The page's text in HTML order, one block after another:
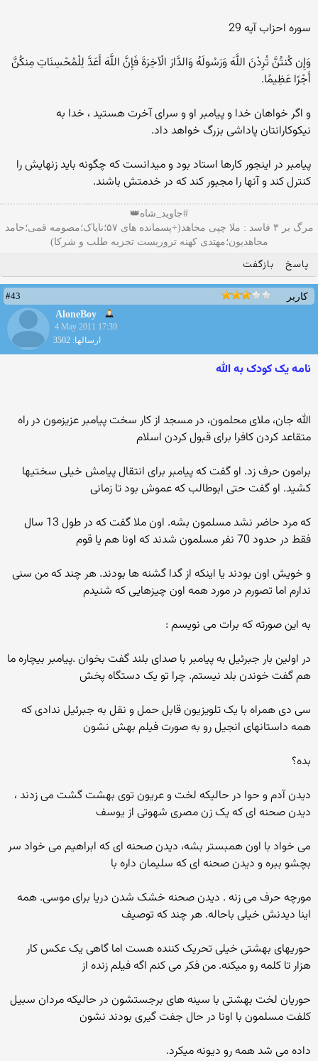
سوره احزاب آیه 29
وَإِن كُنتُنَّ تُرِدْنَ اللَّهَ وَرَسُولَهُ وَالدَّارَ الْآخِرَةَ فَإِنَّ اللَّهَ أَعَدَّ لِلْمُحْسِنَاتِ مِنكُنَّ
أَجْرًا عَظِيمًا.
و اگر خواهان خدا و پيامبر او و سرای آخرت هستيد ، خدا به
نيکوکارانتان پاداشی بزرگ خواهد داد.
پیامبر در اینجور کارها استاد بود و میدانست که چگونه باید زنهایش را
کنترل کند و آنها را مجبور کند که در خدمتش باشند.
#جاوید_شاه👑
مرگ بر ۳ فاسد : ملا چپی مجاهد(+پسمانده های ۵۷؛نایاک؛مصومه قمی؛حامد
مجاهدیون؛مهتدی کهنه تروریست تجزیه طلب و شرکا)
پاسخ بازگفت
کاربر
#43
AloneBoy
4 May 2011 17:39
ارسالها: 3502
نامه یک کودک به الله
الله جان، ملای محلمون، در مسجد از کار سخت پیامبر عزیزمون در راه
متقاعد کردن کافرا برای قبول کردن اسلام
برامون حرف زد. او گفت که پیامبر برای انتقال پیامش خیلی سختیها
کشید. او گفت حتی ابوطالب که عموش بود تا زمانی
که مرد حاضر نشد مسلمون بشه. اون ملا گفت که در طول 13 سال
فقط در حدود 70 نفر مسلمون شدند که اونا هم یا قوم
و خویش اون بودند یا اینکه از گدا گشنه ها بودند. هر چند که من سنی
ندارم اما تصورم در مورد همه اون چیزهایی که شنیدم
به این صورته که برات می نویسم :
در اولین بار جبرئیل به پیامبر با صدای بلند گفت بخوان .پیامبر بیچاره ما
هم گفت خوندن بلد نیستم. چرا تو یک دستگاه پخش
سی دی همراه با یک تلویزیون قابل حمل و نقل به جبرئیل ندادی که
همه داستانهای انجیل رو به صورت فیلم بهش نشون
بده؟
دیدن آدم و حوا در حالیکه لخت و عریون توی بهشت گشت می زدند ،
دیدن صحنه ای که یک زن مصری شهوتی از یوسف
می خواد با اون همبستر بشه، دیدن صحنه ای که ابراهیم می خواد سر
بچشو ببره و دیدن صحنه ای که سلیمان داره با
مورچه حرف می زنه . دیدن صحنه خشک شدن دریا برای موسی. همه
اینا دیدنش خیلی باحاله. هر چند که توصیف
حوریهای بهشتی خیلی تحریک کننده هست اما گاهی یک عکس کار
هزار تا کلمه رو میکنه. من فکر می کنم اگه فیلم زنده از
حوریان لخت بهشتی با سینه های برجستشون در حالیکه مردان سبیل
کلفت مسلمون با اونا در حال جفت گیری بودند نشون
داده می شد همه رو دیونه میکرد.